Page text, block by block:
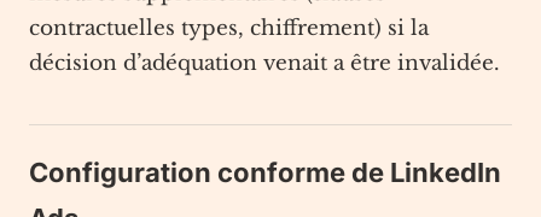
contractuelles types, chiffrement) si la
décision d’adéquation venait a être invalidée.
Configuration conforme de LinkedIn